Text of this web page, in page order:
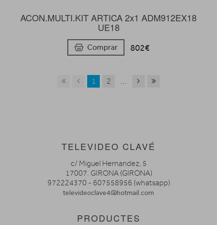
ACON.MULTI.KIT ARTICA 2x1 ADM912EX18
UE18
Comprar 802€
1 2 ...
TELEVIDEO CLAVÉ
c/ Miguel Hernandez, 5
17007. GIRONA (GIRONA)
972224370 - 607558956 (whatsapp)
televideoclave4@hotmail.com
PRODUCTES